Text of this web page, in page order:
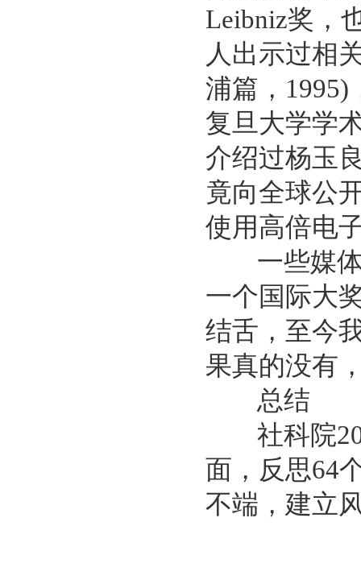
Leibniz奖，
人出示过相
浦篇，1995)
复旦大学学
介绍过杨玉
竟向全球公
使用高倍电
一些媒体
一个国际大
结舌，至今
果真的没有
总结
社科院
面，反思64
不端，建立